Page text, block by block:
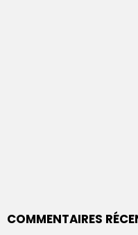
COMMENTAIRES